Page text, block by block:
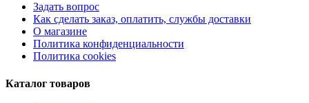
Задать вопрос
Как сделать заказ, оплатить, службы доставки
О магазине
Политика конфиденциальности
Политика cookies
Каталог товаров